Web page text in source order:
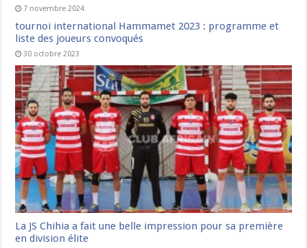
7 novembre 2024
tournoi international Hammamet 2023 : programme et
liste des joueurs convoqués
30 octobre 2023
La JS Chihia a fait une belle impression pour sa première
en division élite